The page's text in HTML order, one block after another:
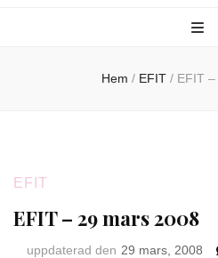
Hem / EFIT / EFIT
EFIT
EFIT – 29 mars 2008
uppdaterad den 29 mars, 2008